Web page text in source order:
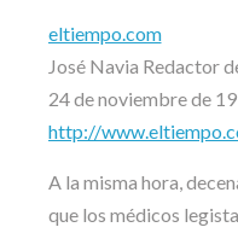
eltiempo.com
José Navia Redactor
24 de noviembre de
http://
A la misma hora,
que los médicos